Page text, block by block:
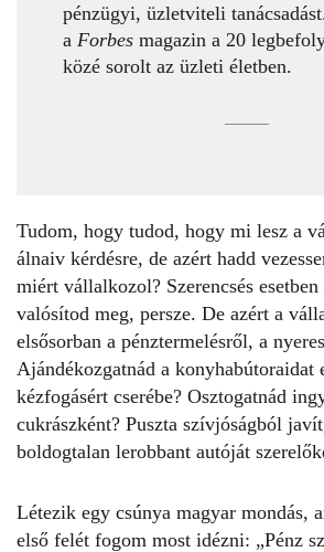
pénzügyi, üzletviteli
a Forbes magazin a 20
közé sorolt az üzleti életben.
Tudom, hogy tudod, hogy mi lesz a
álnaiv kérdésre, de azért hadd
miért vállalkozol? Szerencsés
valósítod meg, persze. De azért a
elsősorban a pénztermelésről, a
Ajándékozgatnád a konyhabútoraidat
kézfogásért cserébe? Osztogatnád
cukrászként? Puszta szívjóságból
boldogtalan lerobbant autóját
Létezik egy csúnya magyar mondás,
első felét fogom most idézni: „Pénz